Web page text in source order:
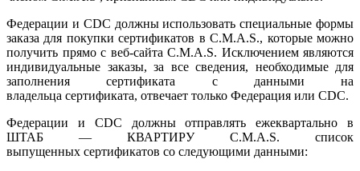
Федерации и CDС должны использовать специальные формы
заказа для покупки сертификатов в C.M.A.S., которые можно
получить прямо с веб-сайта C.M.A.S. Исключением являются
индивидуальные заказы, за все сведения, необходимые для
заполнения сертификата с данными на
владельца сертификата, отвечает только Федерация или CDC.
Федерации и CDC должны отправлять ежеквартально в
ШТАБ — КВАРТИРУ C.M.A.S. список
выпущенных сертификатов со следующими данными: